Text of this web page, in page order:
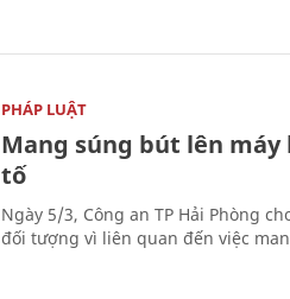
PHÁP LUẬT
Mang súng bút lên
tố
Ngày 5/3, Công an TP Hải Phòng
đối tượng vì liên quan đến việc